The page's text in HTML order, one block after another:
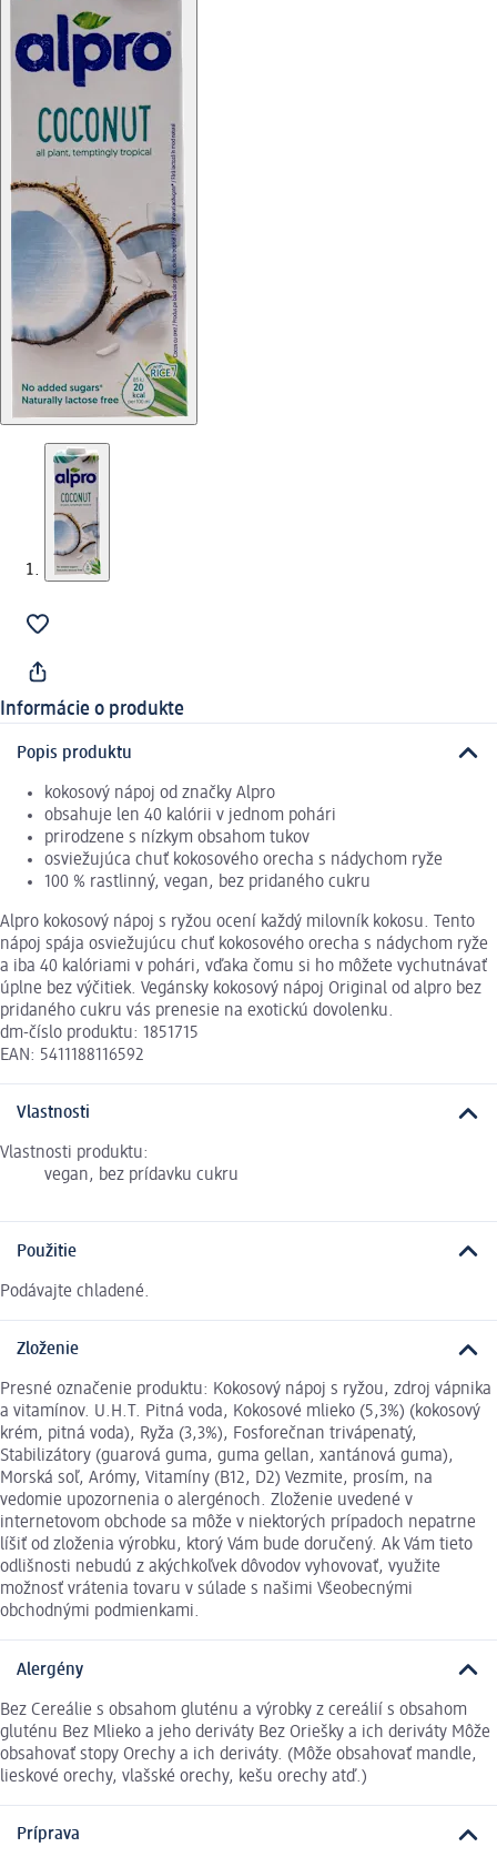
Informácie o produkte
Popis produktu
kokosový nápoj od značky Alpro
obsahuje len 40 kalórii v jednom pohári
prirodzene s nízkym obsahom tukov
osviežujúca chuť kokosového orecha s nádychom ryže
100 % rastlinný, vegan, bez pridaného cukru
Alpro kokosový nápoj s ryžou ocení každý milovník kokosu. Tento
nápoj spája osviežujúcu chuť kokosového orecha s nádychom ryže
a iba 40 kalóriami v pohári, vďaka čomu si ho môžete vychutnávať
úplne bez výčitiek. Vegánsky kokosový nápoj Original od alpro bez
pridaného cukru vás prenesie na exotickú dovolenku.
dm-číslo produktu: 1851715
EAN: 5411188116592
Vlastnosti
Vlastnosti produktu:
vegan, bez prídavku cukru
Použitie
Podávajte chladené.
Zloženie
Presné označenie produktu: Kokosový nápoj s ryžou, zdroj vápnika
a vitamínov. U.H.T. Pitná voda, Kokosové mlieko (5,3%) (kokosový
krém, pitná voda), Ryža (3,3%), Fosforečnan trivápenatý,
Stabilizátory (guarová guma, guma gellan, xantánová guma),
Morská soľ, Arómy, Vitamíny (B12, D2) Vezmite, prosím, na
vedomie upozornenia o alergénoch. Zloženie uvedené v
internetovom obchode sa môže v niektorých prípadoch nepatrne
líšiť od zloženia výrobku, ktorý Vám bude doručený. Ak Vám tieto
odlišnosti nebudú z akýchkoľvek dôvodov vyhovovať, využite
možnosť vrátenia tovaru v súlade s našimi Všeobecnými
obchodnými podmienkami.
Alergény
Bez Cereálie s obsahom gluténu a výrobky z cereálií s obsahom
gluténu Bez Mlieko a jeho deriváty Bez Oriešky a ich deriváty Môže
obsahovať stopy Orechy a ich deriváty. (Môže obsahovať mandle,
lieskové orechy, vlašské orechy, kešu orechy atď.)
Príprava